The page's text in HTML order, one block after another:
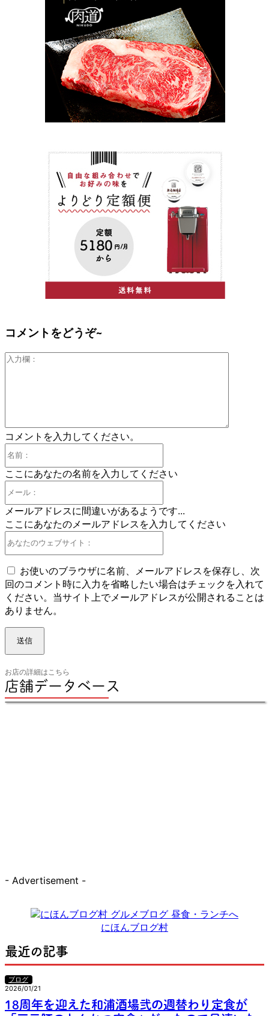
コメントをどうぞ~
コメントを入力してください。
ここにあなたの名前を入力してください
ル：
メールアドレスに間違いがあるようです...
ここにあなたのメールアドレスを入力してください
の
ウ
ェ
お使いのブラウザに名前、メールアドレスを保存し、次
回のコメント時に入力を省略したい場合はチェックを入れて
ください。当サイト上でメールアドレスが公開されることは
ありません。
店舗データベース
お店の詳細はこちら
- Advertisement -
にほんブログ村
最近の記事
ブログ
2026/01/21
18周年を迎えた和浦酒場弐の週替わり定食が